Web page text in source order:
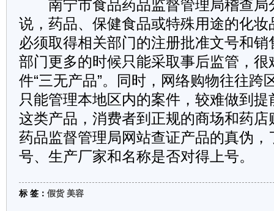
南宁市食品药品监督管理局稽查局
说，药品、保健食品或特殊用途的化
必须取得相关部门的注册批准文号和
部门更多的时候只能采取事后监管，很
件“三无产品”。同时，网络购物往往跨
只能管理本地区内的案件，较难做到
这类产品，消费者到正规的商场和药
药品监督管理局网站查证产品的真伪
号、生产厂家和名称是否对得上号。
标 签： 假货 美容